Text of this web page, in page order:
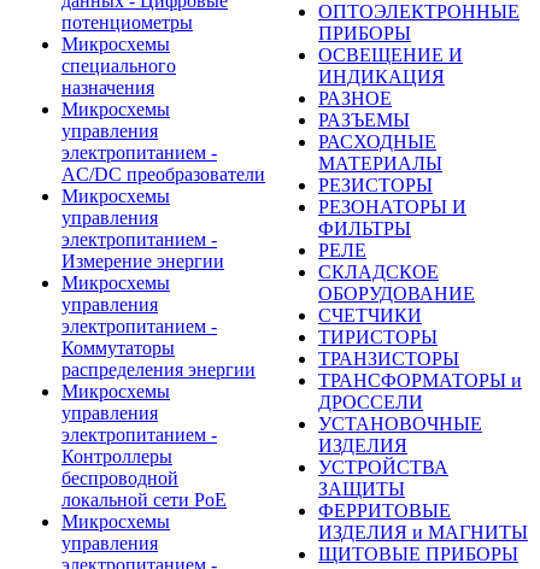
потенциометры
Микросхемы
специального
назначения
Микросхемы
управления
электропитанием -
AC/DC преобразователи
Микросхемы
управления
электропитанием -
Измерение энергии
Микросхемы
управления
электропитанием -
Коммутаторы
распределения энергии
Микросхемы
управления
электропитанием -
Контроллеры
беспроводной
локальной сети PoE
Микросхемы
управления
электропитанием -
ОПТОЭЛЕКТРОННЫЕ
ПРИБОРЫ
ОСВЕЩЕНИЕ И
ИНДИКАЦИЯ
РАЗНОЕ
РАЗЪЕМЫ
РАСХОДНЫЕ
МАТЕРИАЛЫ
РЕЗИСТОРЫ
РЕЗОНАТОРЫ И
ФИЛЬТРЫ
РЕЛЕ
СКЛАДСКОЕ
ОБОРУДОВАНИЕ
СЧЕТЧИКИ
ТИРИСТОРЫ
ТРАНЗИСТОРЫ
ТРАНСФОРМАТОРЫ и
ДРОССЕЛИ
УСТАНОВОЧНЫЕ
ИЗДЕЛИЯ
УСТРОЙСТВА
ЗАЩИТЫ
ФЕРРИТОВЫЕ
ИЗДЕЛИЯ и МАГНИТЫ
ЩИТОВЫЕ ПРИБОРЫ